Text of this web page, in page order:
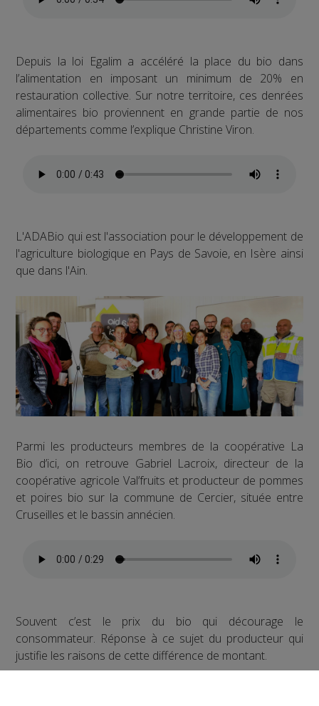
Depuis la loi Egalim a accéléré la place du bio dans
l’alimentation en imposant un minimum de 20% en
restauration collective. Sur notre territoire, ces denrées
alimentaires bio proviennent en grande partie de nos
départements comme l’explique Christine Viron.
L'ADABio qui est l'association pour le développement de
l'agriculture biologique en Pays de Savoie, en Isère ainsi
que dans l'Ain.
Parmi les producteurs membres de la coopérative La
Bio d’ici, on retrouve Gabriel Lacroix, directeur de la
coopérative agricole Val’fruits et producteur de pommes
et poires bio sur la commune de Cercier, située entre
Cruseilles et le bassin annécien.
Souvent c’est le prix du bio qui décourage le
consommateur. Réponse à ce sujet du producteur qui
justifie les raisons de cette différence de montant.